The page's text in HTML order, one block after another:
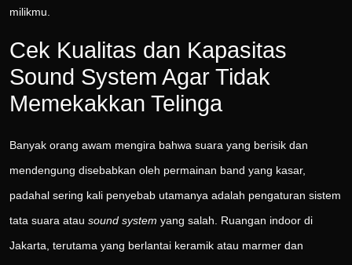
milikmu.
Cek Kualitas dan Kapasitas
Sound System Agar Tidak
Memekakkan Telinga
Banyak orang awam mengira bahwa suara yang berisik dan
mendengung disebabkan oleh permainan band yang kasar,
padahal sering kali penyebab utamanya adalah pengaturan sistem
tata suara atau sound system yang salah. Ruangan indoor di
Jakarta, terutama yang berlantai keramik atau marmer dan